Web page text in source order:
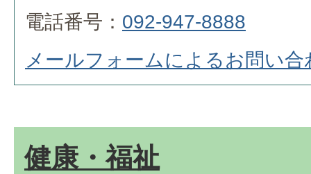
電話番号： 092-947-8888
メールフォームによるお問い合
健康・福祉